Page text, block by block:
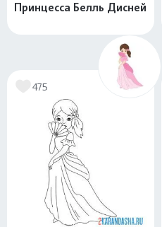
Принцесса Белль Дисней
475